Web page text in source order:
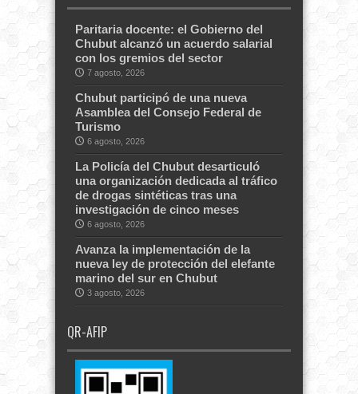
Paritaria docente: el Gobierno del
Chubut alcanzó un acuerdo salarial
con los gremios del sector
7 agosto, 2026
Chubut participó de una nueva
Asamblea del Consejo Federal de
Turismo
6 agosto, 2026
La Policía del Chubut desarticuló
una organización dedicada al tráfico
de drogas sintéticas tras una
investigación de cinco meses
6 agosto, 2026
Avanza la implementación de la
nueva ley de protección del elefante
marino del sur en Chubut
3 agosto, 2026
QR-AFIP